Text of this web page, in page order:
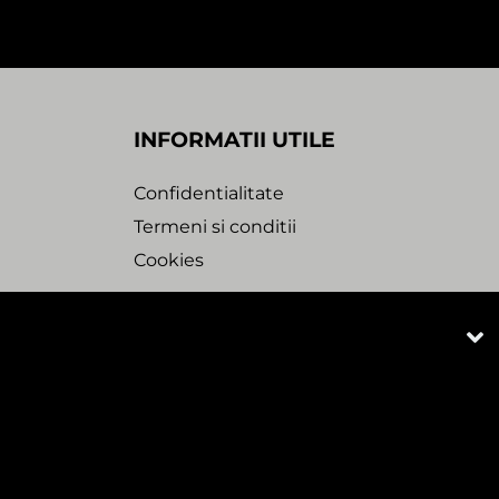
INFORMATII UTILE
Confidentialitate
Termeni si conditii
Cookies